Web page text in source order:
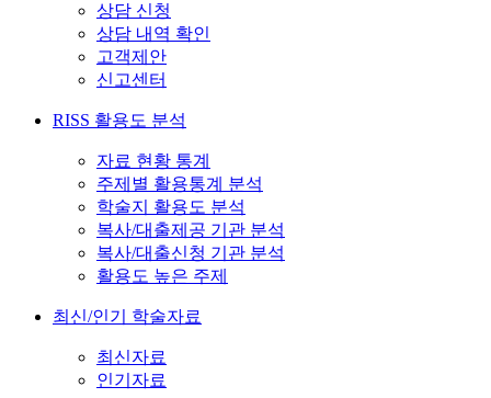
상담 신청
상담 내역 확인
고객제안
신고센터
RISS 활용도 분석
자료 현황 통계
주제별 활용통계 분석
학술지 활용도 분석
복사/대출제공 기관 분석
복사/대출신청 기관 분석
활용도 높은 주제
최신/인기 학술자료
최신자료
인기자료